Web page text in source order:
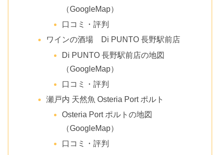
（GoogleMap）
口コミ・評判
ワインの酒場 Di PUNTO 長野駅前店
Di PUNTO 長野駅前店の地図
（GoogleMap）
口コミ・評判
瀬戸内 天然魚 Osteria Port ポルト
Osteria Port ポルトの地図
（GoogleMap）
口コミ・評判